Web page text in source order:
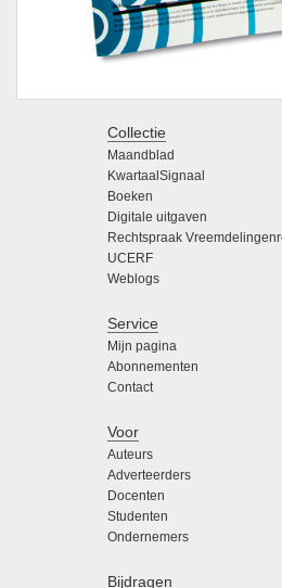
Collectie
Maandblad
KwartaalSignaal
Boeken
Digitale uitgaven
Rechtspraak
UCERF
Weblogs
Service
Mijn pagina
Abonnementen
Contact
Voor
Auteurs
Adverteerders
Docenten
Studenten
Ondernemers
Bijdragen